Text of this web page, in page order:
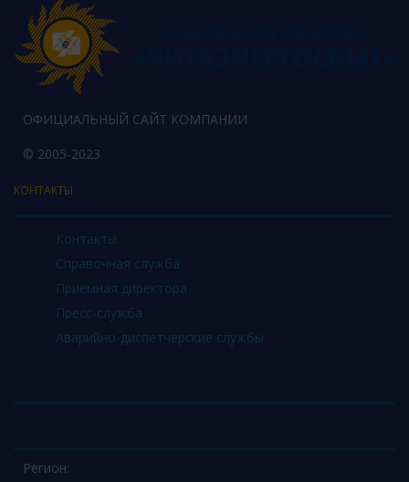
ОФИЦИАЛЬНЫЙ САЙТ КОМПАНИИ
© 2005-2023
КОНТАКТЫ
Контакты
Справочная служба
Приемная директора
Пресс-служба
Аварийно-диспетчерские службы
Регион: